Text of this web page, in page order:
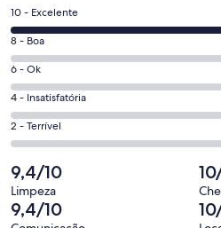
uma
nova
janela
Nota
10
-
Excelente.
3
de
3
avaliações
10 - Excelente
Nota
8
-
Boa.
0
de
avaliações
8 - Boa
Nota
6
-
Ok.
0
de
3
avaliações
6 - Ok
Nota
4
-
0
de
3
4 - Insatisfatória
Nota
2
-
Terrível.
0
de
2 - Terrível
9,4/10
Limpeza
9,4/10